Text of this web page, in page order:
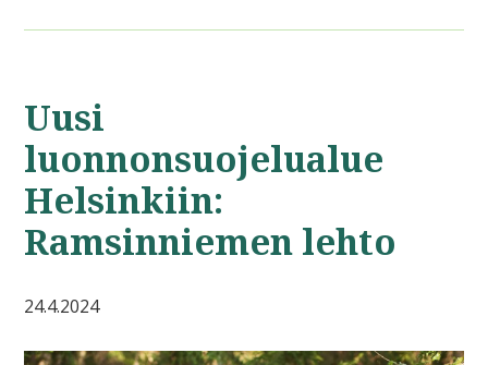
Uusi
luonnonsuojelualue
Helsinkiin:
Ramsinniemen lehto
24.4.2024